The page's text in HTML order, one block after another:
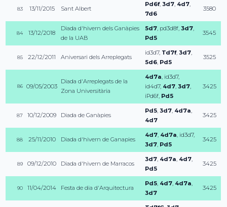
83 13/11/2015 Sant Albert
Pd6f,3d7, 4d7,
7d6
3580
84 13/12/2018
Diada d'hivern dels Ganàpies
de la UAB
5d7, pd3d8f,3d7,
Pd5
3545
85 22/12/2011 Aniversari dels Arreplegats
id3d7, Td7f,3d7,
5d6, Pd5
3525
86 09/05/2003
Diada d'Arreplegats de la
Zona Universitària
4d7a, id3d7,
id4d7, 4d7,3d7,
iPd6f, Pd5
3425
87 10/12/2009 Diada de Ganàpies
Pd5,3d7, 4d7a,
4d7
3425
88 25/11/2010 Diada d'hivern de Ganapies
4d7, 4d7a, id3d7,
3d7, Pd5
3425
89 09/12/2010 Diada d'hivern de Marracos
3d7, 4d7a, 4d7,
Pd5
3425
90 11/04/2014 Festa de dia d'Arquitectura
Pd5, 4d7, 4d7a,
3d7
3425